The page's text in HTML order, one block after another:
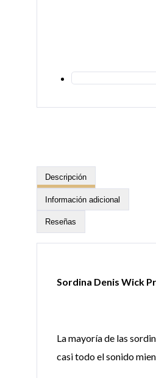
Descripción
Información adicional
Reseñas
Sordina Denis Wick
La mayoría de las
casi todo el sonido